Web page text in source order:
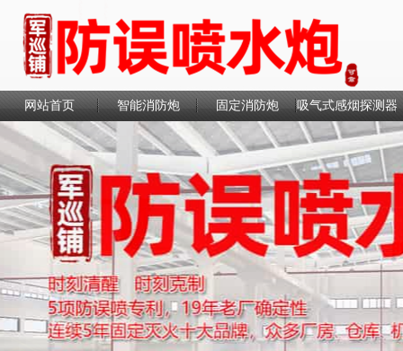
网站首页 智能消防炮 固定消防炮 吸气式感烟探测器
联系我们